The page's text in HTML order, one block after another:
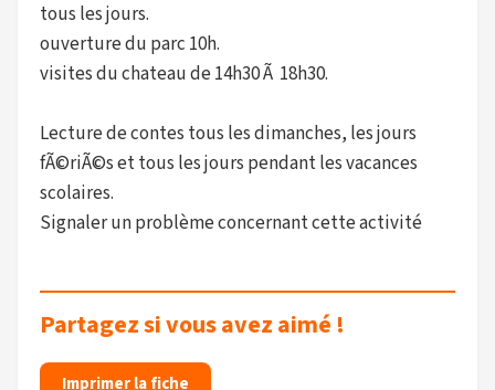
tous les jours.
ouverture du parc 10h.
visites du chateau de 14h30 Ã 18h30.
Lecture de contes tous les dimanches, les jours
fÃ©riÃ©s et tous les jours pendant les vacances
scolaires.
Signaler un problème concernant cette activité
Partagez si vous avez aimé !
Imprimer la fiche